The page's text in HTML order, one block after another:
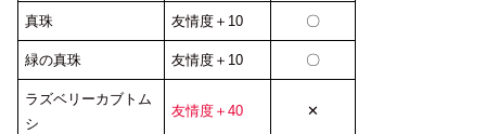
真珠 友情度＋10 〇
緑の真珠 友情度＋10 〇
ラズベリーカブトム
シ
友情度＋40 ✕